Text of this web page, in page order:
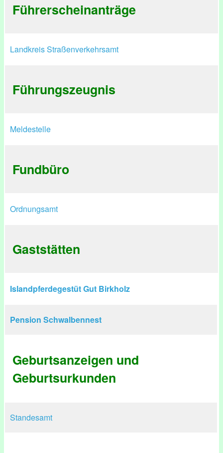
Führerscheinanträge
Landkreis Straßenverkehrsamt
Führungszeugnis
Meldestelle
Fundbüro
Ordnungsamt
Gaststätten
Islandpferdegestüt Gut Birkholz
Pension Schwalbennest
Geburtsanzeigen und
Geburtsurkunden
Standesamt